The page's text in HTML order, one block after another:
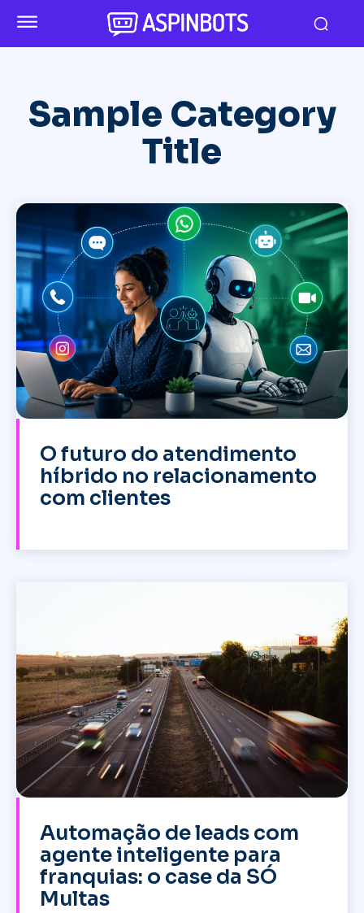
Sample Category
Title
O futuro do atendimento
híbrido no relacionamento
com clientes
Automação de leads com
agente inteligente para
franquias: o case da SÓ
Multas